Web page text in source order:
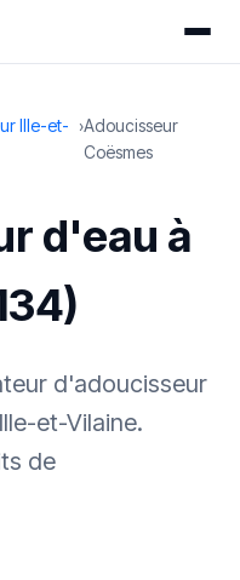
Ille-et- ›Adoucisseur
Coësmes
d'eau à
d'adoucisseur
et-Vilaine.
de